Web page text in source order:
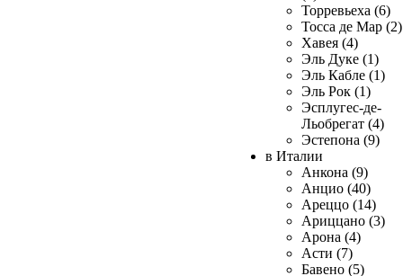
Торревьеха (6)
Тосса де Мар (2)
Хавея (4)
Эль Дуке (1)
Эль Кабле (1)
Эль Рок (1)
Эсплугес-де-
Льобрегат (4)
Эстепона (9)
в Италии
Анкона (9)
Анцио (40)
Ареццо (14)
Ариццано (3)
Арона (4)
Асти (7)
Бавено (5)